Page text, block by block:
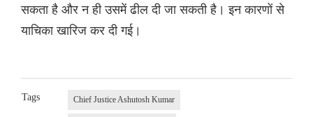
सकता है और न ही उसमें ढील दी जा सकती है। इन कारणों से
याचिका खारिज कर दी गई।
Tags Chief Justice Ashutosh Kumar